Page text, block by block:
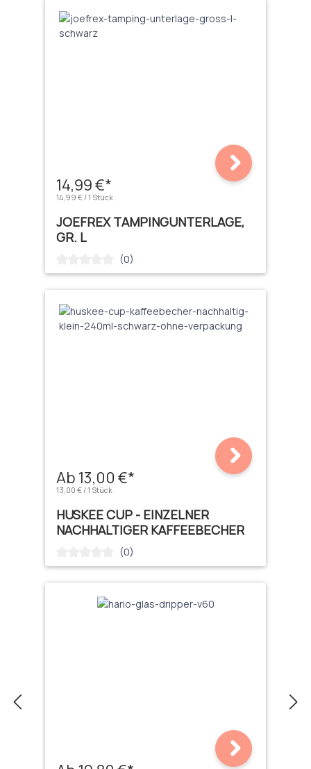
14,99 €*
14,99 € / 1 Stück
JOEFREX TAMPINGUNTERLAGE,
GR. L
Durchschnittliche Bewertung von 0 von 5 Sternen
(0)
Ab 13,00 €*
13,00 € / 1 Stück
HUSKEE CUP - EINZELNER
NACHHALTIGER KAFFEEBECHER
Durchschnittliche Bewertung von 0 von 5 Sternen
(0)